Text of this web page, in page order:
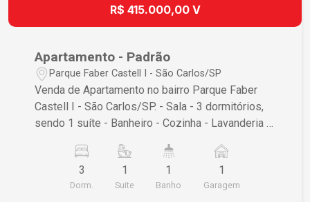
R$ 415.000,00 V
Apartamento - Padrão
Parque Faber Castell I - São Carlos/SP
Venda de Apartamento no bairro Parque Faber
Castell I - São Carlos/SP. - Sala - 3 dormitórios,
sendo 1 suíte - Banheiro - Cozinha - Lavanderia -
informações ou agendar uma visita, entre em
3
Dorm.
1
Suite
1
Banho
1
Garagem